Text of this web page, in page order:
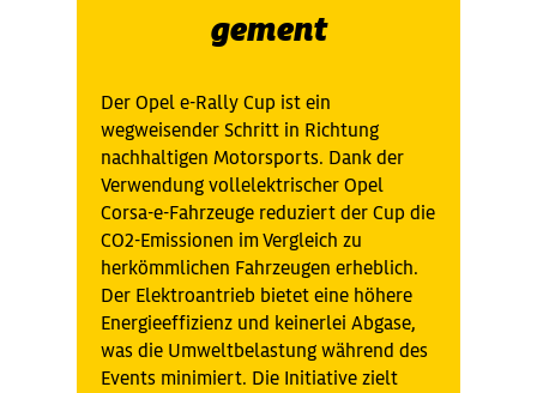
gement
Der Opel e-Rally Cup ist ein
wegweisender Schritt in Richtung
nachhaltigen Motorsports. Dank der
Verwendung vollelektrischer Opel
Corsa-e-Fahrzeuge reduziert der Cup die
CO2-Emissionen im Vergleich zu
herkömmlichen Fahrzeugen erheblich.
Der Elektroantrieb bietet eine höhere
Energieeffizienz und keinerlei Abgase,
was die Umweltbelastung während des
Events minimiert. Die Initiative zielt